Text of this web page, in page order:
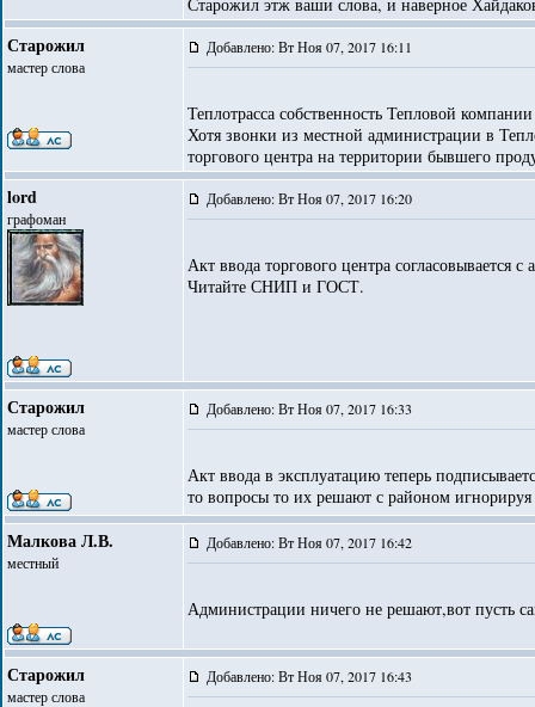
Старожил
мастер слова
Добавлено: Вт Ноя 07, 2017 16:11
Теплотрасса собственность Тепловой
Хотя звонки из местной администрации в
торгового центра на территории бывшего
lord
графоман
Добавлено: Вт Ноя 07, 2017 16:20
Акт ввода торгового центра согласовывается
Читайте СНИП и ГОСТ.
Старожил
мастер слова
Добавлено: Вт Ноя 07, 2017 16:33
Акт ввода в эксплуатацию теперь
то вопросы то их решают с районом игнорируя
Малкова Л.В.
местный
Добавлено: Вт Ноя 07, 2017 16:42
Администрации ничего не решают,вот пусть
Старожил
мастер слова
Добавлено: Вт Ноя 07, 2017 16:43